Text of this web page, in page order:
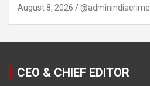
August 8, 2026 @adminindiacrime
CEO & CHIEF EDITOR